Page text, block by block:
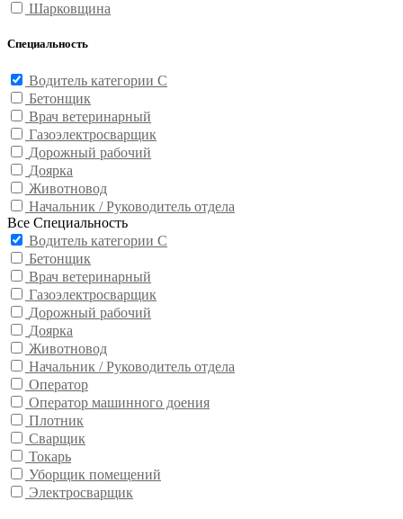
Шарковщина
Специальность
Водитель категории С
Бетонщик
Врач ветеринарный
Газоэлектросварщик
Дорожный рабочий
Доярка
Животновод
Начальник / Руководитель отдела
Все Специальность
Водитель категории С
Бетонщик
Врач ветеринарный
Газоэлектросварщик
Дорожный рабочий
Доярка
Животновод
Начальник / Руководитель отдела
Оператор
Оператор машинного доения
Плотник
Сварщик
Токарь
Уборщик помещений
Электросварщик